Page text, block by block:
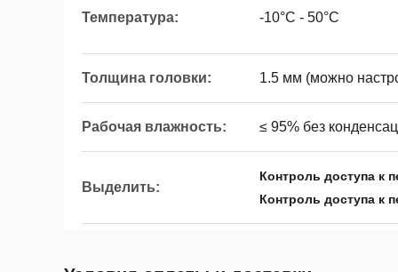
Температура: -10°C - 50°C
Толщина головки: 1.5 мм (можно
Рабочая влажность: ≤ 95% без
Выделить:
Контроль доступа к
Контроль доступа к